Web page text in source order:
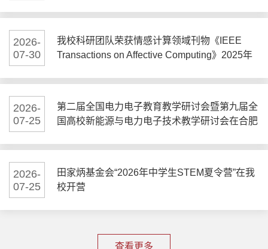
2026-
07-30
我校科研团队荣获情感计算领域刊物《IEEE
Transactions on Affective Computing》2025年
2026-
07-25
第二届全国电力电子教育教学研讨会暨第九届全
国高校新能源与电力电子技术教学研讨会在合肥
2026-
07-25
田家炳基金会“2026年中学生STEM夏令营”在我
校开营
查看更多